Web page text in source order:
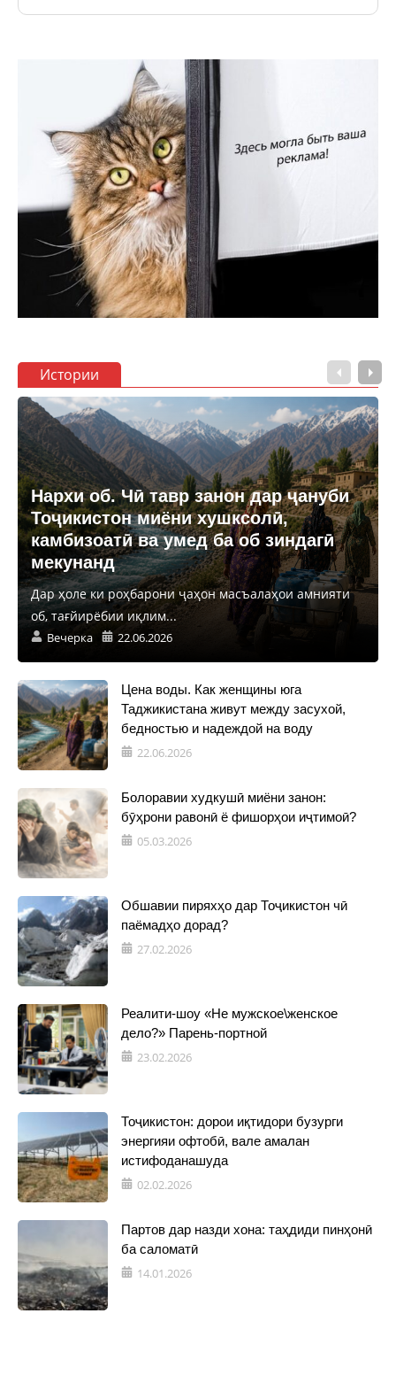
Истории
Нархи об. Чӣ тавр занон дар ҷануби
Тоҷикистон миёни хушксолӣ,
камбизоатӣ ва умед ба об зиндагӣ
мекунанд
Дар ҳоле ки роҳбарони ҷаҳон масъалаҳои амнияти
об, тағйирёбии иқлим...
Вечерка 22.06.2026
Цена воды. Как женщины юга
Таджикистана живут между засухой,
бедностью и надеждой на воду
22.06.2026
Болоравии худкушӣ миёни занон:
бӯҳрони равонӣ ё фишорҳои иҷтимоӣ?
05.03.2026
Обшавии пиряхҳо дар Тоҷикистон чӣ
паёмадҳо дорад?
27.02.2026
Реалити-шоу «Не мужское\женское
дело?» Парень-портной
23.02.2026
Тоҷикистон: дорои иқтидори бузурги
энергияи офтобӣ, вале амалан
истифоданашуда
02.02.2026
Партов дар назди хона: таҳдиди пинҳонӣ
ба саломатӣ
14.01.2026